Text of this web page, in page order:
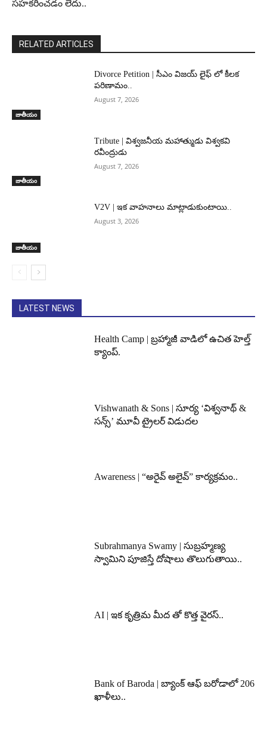
సహకరించడం లేదు..
RELATED ARTICLES
జాతీయం
Divorce Petition | సీఎం విజయ్ లైఫ్ లో కీలక
పరిణామం..
August 7, 2026
జాతీయం
Tribute | విశ్వజనీయ మహాత్ముడు విశ్వకవి
రవీంద్రుడు
August 7, 2026
జాతీయం
V2V | ఇక వాహనాలు మాట్లాడుకుంటాయి..
August 3, 2026
LATEST NEWS
Health Camp | బ్రహ్మాజీ వాడిలో ఉచిత హెల్త్
క్యాంప్.
Vishwanath & Sons | సూర్య ‘విశ్వనాథ్ &
సన్స్’ మూవీ ట్రైలర్ విడుదల
Awareness | “అరైవ్ అలైవ్” కార్యక్రమం..
Subrahmanya Swamy | సుబ్రహ్మణ్య
స్వామిని పూజిస్తే దోషాలు తొలుగుతాయి..
AI | ఇక కృత్రిమ మీద తో కొత్త వైరస్..
Bank of Baroda | బ్యాంక్‌ ఆఫ్‌ బరోడాలో 206
ఖాళీలు..